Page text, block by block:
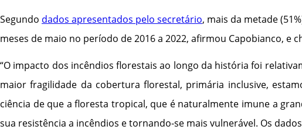
Segundo dados apresentados pelo secretário, mais da metade
meses de maio no período de 2016 a 2022, afirmou Capobianco, e
“O impacto dos incêndios florestais ao longo da história foi
maior fragilidade da cobertura florestal, primária inclusive,
ciência de que a floresta tropical, que é naturalmente imune a
sua resistência a incêndios e tornando-se mais vulnerável. Os